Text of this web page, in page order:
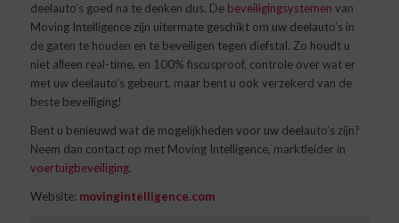
deelauto’s goed na te denken dus. De beveiligingsystemen van
Moving Intelligence zijn uitermate geschikt om uw deelauto’s in
de gaten te houden en te beveiligen tegen diefstal. Zo houdt u
niet alleen real-time, en 100% fiscusproof, controle over wat er
met uw deelauto’s gebeurt, maar bent u ook verzekerd van de
beste beveiliging!
Bent u benieuwd wat de mogelijkheden voor uw deelauto’s zijn?
Neem dan contact op met Moving Intelligence, marktleider in
voertuigbeveiliging.
Website: movingintelligence.com